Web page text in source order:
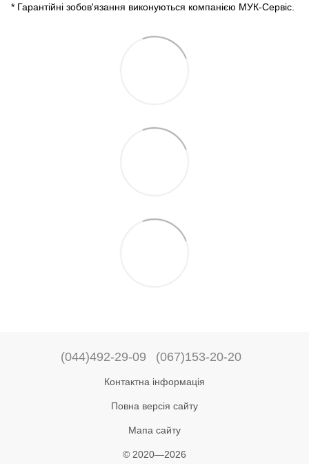
* Гарантійні зобов'язання виконуються компанією МУК-Сервіс.
(044)492-29-09 (067)153-20-20
Контактна інформація
Повна версія сайту
Мапа сайту
© 2020—2026